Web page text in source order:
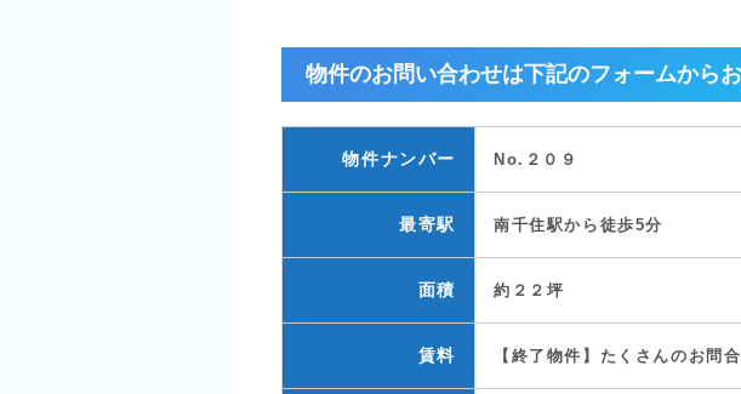
物件のお問い合わせは下記のフォームから
物件ナンバー No.２０９
最寄駅 南千住駅から徒歩5分
面積 約２２坪
賃料 【終了物件】たくさんのお問